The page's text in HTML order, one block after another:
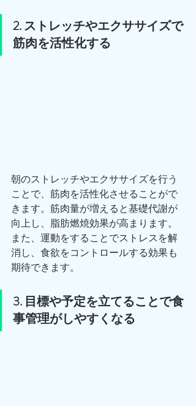
2. ストレッチやエクササイズで
筋肉を活性化する
朝のストレッチやエクササイズを行う
ことで、筋肉を活性化させることがで
きます。筋肉量が増えると基礎代謝が
向上し、脂肪燃焼効果が高まります。
また、運動をすることでストレスを解
消し、食欲をコントロールする効果も
期待できます。
3. 目標や予定を立てることで食
事管理がしやすくなる